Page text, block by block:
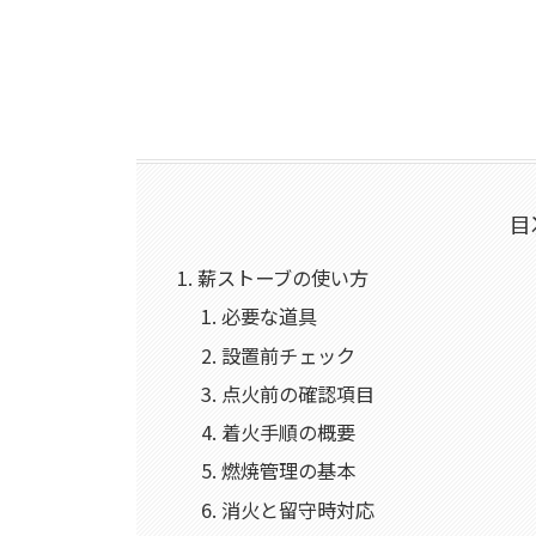
薪ストーブの使い方
必要な道具
設置前チェック
点火前の確認項目
着火手順の概要
燃焼管理の基本
消火と留守時対応